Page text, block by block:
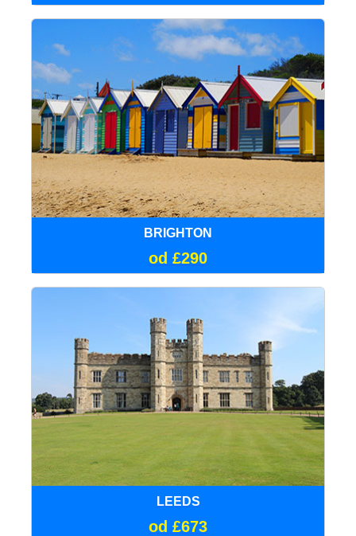
BRIGHTON
od £290
LEEDS
od £673